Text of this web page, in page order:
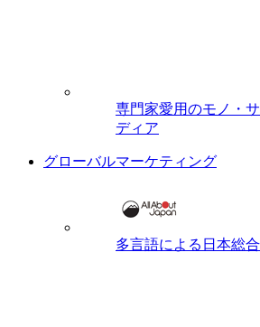
専門家愛用のモノ・
ディア
グローバルマーケティング
多言語による日本総